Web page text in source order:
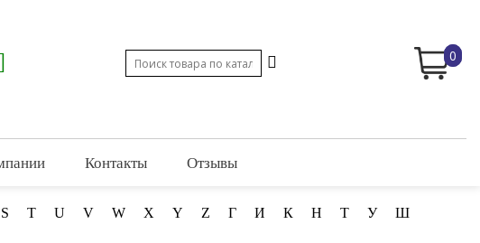
0
Контакты Отзывы
S T U V W X Y Z Г И К Н Т У Ш